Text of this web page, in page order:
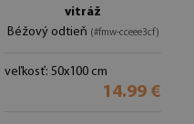
vitráž
Béžový odtieň (#fmw-cceee3cf)
veľkosť: 50x100 cm
14.99 €